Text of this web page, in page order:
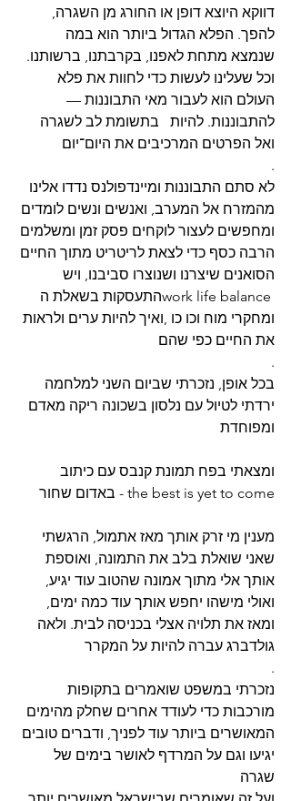
דווקא היוצא דופן או החורג מן השגרה,
להפך. הפלא הגדול ביותר הוא במה
שנמצא מתחת לאפנו, בקרבתנו, ברשותנו.
וכל שעלינו לעשות כדי לחוות את פלא
העולם הוא לעבור מאי התבוננות —
להתבוננות. להיות   בתשומת לב לשגרה
ואל הפרטים המרכיבים את היום־יום
.
מהמזרח אל המערב, ואנשים ונשים לומדים
ומחפשים לעצור לוקחים פסק זמן ומשלמים
הרבה כסף כדי לצאת לריטריט מתוך החיים
הסואנים שיצרנו ושנוצרו סביבנו, ויש
התעסקות בשאלת הwork life balance
ומחקרי מוח וכו כו ,ואיך להיות ערים ולראות
את החיים כפי שהם
.
ירדתי לטיול עם נלסון בשכונה ריקה מאדם
ומפוחדת
באדום שחור - the best is yet to come
שאני שואלת בלב את התמונה, ואוספת
אותך אלי מתוך אמונה שהטוב עוד יגיע,
ואולי מישהו יחפש אותך עוד כמה ימים,
ומאז את תלויה אצלי בכניסה לבית. ולאה
גולדברג עברה להיות על המקרר
.
מורכבות כדי לעודד אחרים שחלק מהימים
המאושרים ביותר עוד לפניך, ודברים טובים
יגיעו וגם על המרדף לאושר בימים של
שגרה